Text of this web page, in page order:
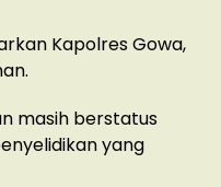
Kapolres Gowa,
masih berstatus
yang